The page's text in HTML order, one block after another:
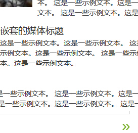
Bootstrap 列表组 »